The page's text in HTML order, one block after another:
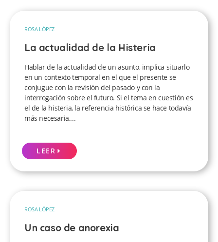
ROSA LÓPEZ
La actualidad de la Histeria
Hablar de la actualidad de un asunto, implica situarlo
en un contexto temporal en el que el presente se
conjugue con la revisión del pasado y con la
interrogación sobre el futuro. Si el tema en cuestión es
el de la histeria, la referencia histórica se hace todavía
más necesaria,...
LEER
ROSA LÓPEZ
Un caso de anorexia